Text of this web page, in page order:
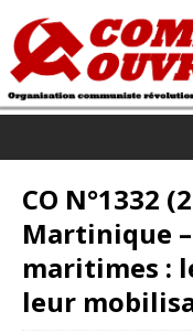
CO N°1332
Martinique
maritimes :
leur